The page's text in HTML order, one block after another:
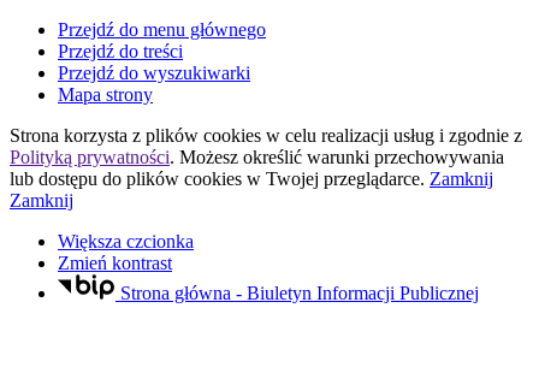
Przejdź do menu głównego
Przejdź do treści
Przejdź do wyszukiwarki
Mapa strony
Strona korzysta z plików cookies w celu realizacji usług i zgodnie z
Polityką prywatności. Możesz określić warunki przechowywania
lub dostępu do plików cookies w Twojej przeglądarce. Zamknij
Zamknij
Większa czcionka
Zmień kontrast
Strona główna - Biuletyn Informacji Publicznej